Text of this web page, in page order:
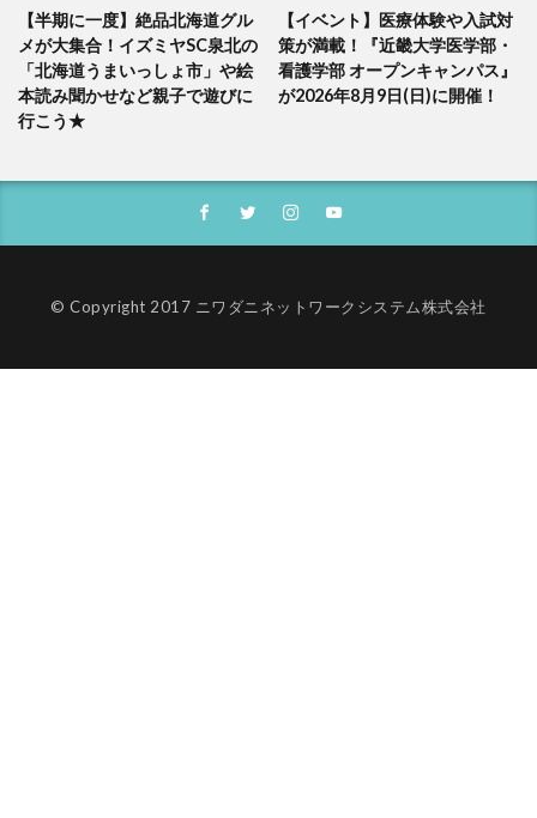
【半期に一度】絶品北海道グル
メが大集合！イズミヤSC泉北の
「北海道うまいっしょ市」や絵
本読み聞かせなど親子で遊びに
行こう★
【イベント】医療体験や入試対
策が満載！『近畿大学医学部・
看護学部 オープンキャンパス』
が2026年8月9日(日)に開催！
© Copyright 2017 ニワダニネットワークシステム株式会社